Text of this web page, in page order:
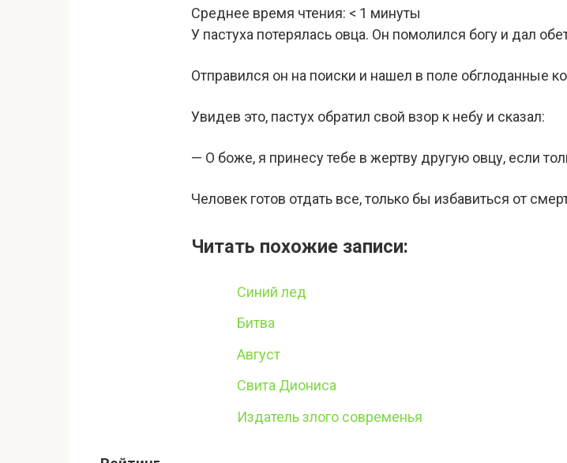
Среднее время чтения: < 1 минуты
У пастуха потерялась овца. Он помолился богу и дал
Отправился он на поиски и нашел в поле обглоданные
Увидев это, пастух обратил свой взор к небу и сказал:
— О боже, я принесу тебе в жертву другую овцу, если
Человек готов отдать все, только бы избавиться от
Читать похожие записи:
Синий лед
Битва
Август
Свита Диониса
Издатель злого современья